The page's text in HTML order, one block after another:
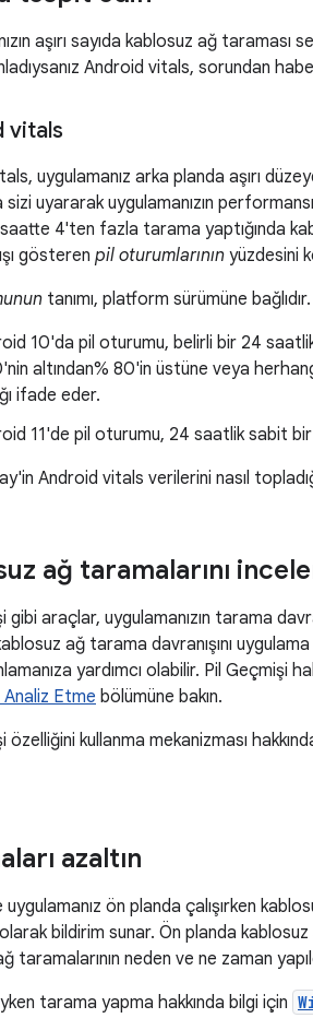
aşırı sayıda kablosuz ağ
Android vitals, sorundan
vitals
uygulamanız arka planda aşırı
sizi uyararak uygulamanızın
4'ten fazla tarama yaptığında
gösteren pil oturumlarının yüzdesini
tanımı, platform sürümüne bağlıdır.
10'da pil oturumu, belirli bir 24 saatlik
altından% 80'in üstüne veya
ifade eder.
11'de pil oturumu, 24 saatlik sabit
Android vitals verilerini nasıl
ağ taramalarını
gibi araçlar, uygulamanızın tarama
ağ tarama davranışını
yardımcı olabilir. Pil Geçmişi
Analiz Etme bölümüne bakın.
özelliğini kullanma mekanizması
azaltın
uygulamanız ön planda çalışırken
bildirim sunar. Ön planda kablosuz
taramalarının neden ve ne zaman
tarama yapma hakkında bilgi için